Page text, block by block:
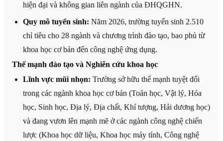
hiện đại và không gian liên ngành của ĐHQGHN.
Quy mô tuyển sinh: Năm 2026, trường tuyển sinh 2.510
chỉ tiêu cho 28 ngành và chương trình đào tạo, bao phủ từ
khoa học cơ bản đến công nghệ ứng dụng.
Thế mạnh đào tạo và Nghiên cứu khoa học
Lĩnh vực mũi nhọn: Trường sở hữu thế mạnh tuyệt đối
trong các ngành khoa học cơ bản (Toán học, Vật lý, Hóa
học, Sinh học, Địa lý, Địa chất, Khí tượng, Hải dương học)
và đang vươn lên mạnh mẽ ở các ngành công nghệ chiến
lược (Khoa học dữ liệu, Khoa học máy tính, Công nghệ